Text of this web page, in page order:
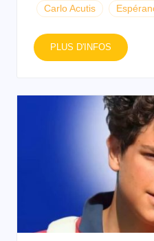
Carlo Acutis
PLUS D'INFOS